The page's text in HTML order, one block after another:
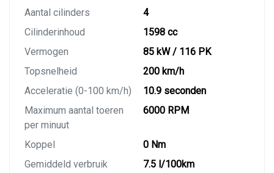
Aantal cilinders
4
Cilinderinhoud
1598 cc
Vermogen
85 kW / 116 PK
Topsnelheid
200 km/h
Acceleratie (0-100 km/h)
10.9 seconden
Maximum aantal toeren
per minuut
6000 RPM
Koppel
0 Nm
Gemiddeld verbruik
7.5 l/100km